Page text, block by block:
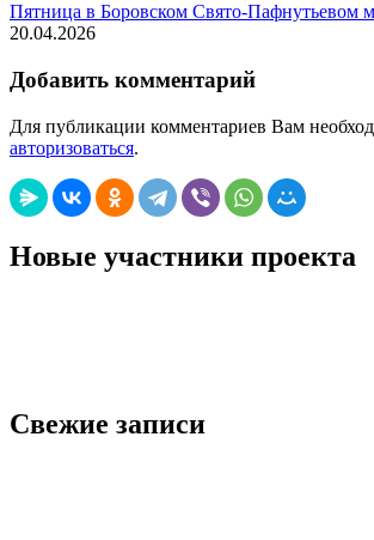
Пятница в Боровском Свято-Пафнутьевом
20.04.2026
Добавить комментарий
Для публикации комментариев Вам
авторизоваться.
Новые участники проекта
Свежие записи